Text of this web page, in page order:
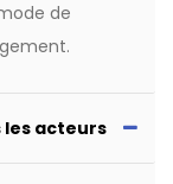
de
les acteurs